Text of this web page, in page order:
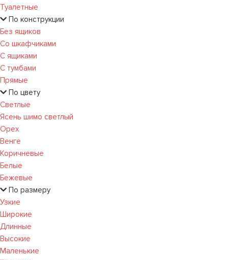
Туалетные
По конструкции
Без ящиков
Со шкафчиками
С ящиками
С тумбами
Прямые
По цвету
Светлые
Ясень шимо светлый
Орех
Венге
Коричневые
Белые
Бежевые
По размеру
Узкие
Широкие
Длинные
Высокие
Маленькие